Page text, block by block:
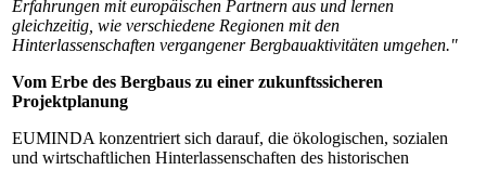
Erfahrungen mit europäischen Partnern aus und lernen
gleichzeitig, wie verschiedene Regionen mit den
Hinterlassenschaften vergangener Bergbauaktivitäten umgehen."
Vom Erbe des Bergbaus zu einer zukunftssicheren
Projektplanung
EUMINDA konzentriert sich darauf, die ökologischen, sozialen
und wirtschaftlichen Hinterlassenschaften des historischen